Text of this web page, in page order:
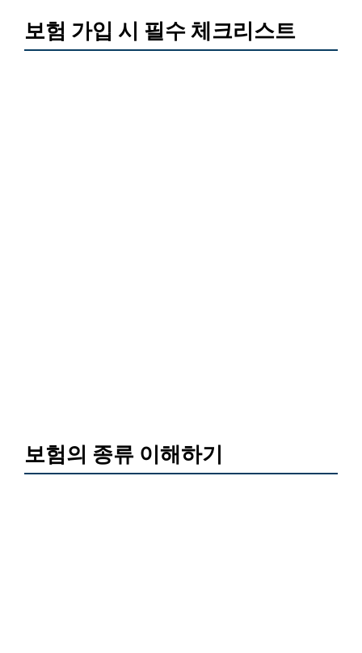
보험 가입 시 필수 체크리스트
보험의 종류 이해하기